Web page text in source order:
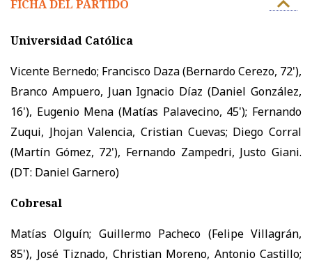
FICHA DEL PARTIDO
Universidad Católica
Vicente Bernedo; Francisco Daza (Bernardo Cerezo, 72'),
Branco Ampuero, Juan Ignacio Díaz (Daniel González,
16'), Eugenio Mena (Matías Palavecino, 45'); Fernando
Zuqui, Jhojan Valencia, Cristian Cuevas; Diego Corral
(Martín Gómez, 72'), Fernando Zampedri, Justo Giani.
(DT: Daniel Garnero)
Cobresal
Matías Olguín; Guillermo Pacheco (Felipe Villagrán,
85'), José Tiznado, Christian Moreno, Antonio Castillo;